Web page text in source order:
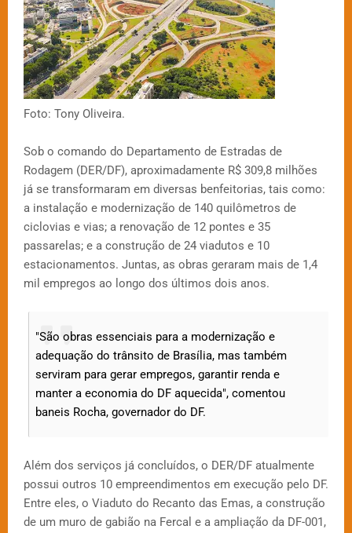
Foto: Tony Oliveira.
Sob o comando do Departamento de Estradas de
Rodagem (DER/DF), aproximadamente R$ 309,8 milhões
já se transformaram em diversas benfeitorias, tais como:
a instalação e modernização de 140 quilômetros de
ciclovias e vias; a renovação de 12 pontes e 35
passarelas; e a construção de 24 viadutos e 10
estacionamentos. Juntas, as obras geraram mais de 1,4
mil empregos ao longo dos últimos dois anos.
"São obras essenciais para a modernização e
adequação do trânsito de Brasília, mas também
serviram para gerar empregos, garantir renda e
manter a economia do DF aquecida", comentou
baneis Rocha, governador do DF.
Além dos serviços já concluídos, o DER/DF atualmente
possui outros 10 empreendimentos em execução pelo DF.
Entre eles, o Viaduto do Recanto das Emas, a construção
de um muro de gabião na Fercal e a ampliação da DF-001,